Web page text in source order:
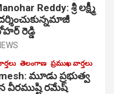
Reddy: శ్రీ లక్ష్మీ
రెడ్డి
తెలంగాణ ప్రముఖ వార్తలు
మూడు ప్రభుత్వ
వీరముష్టి రమేష్